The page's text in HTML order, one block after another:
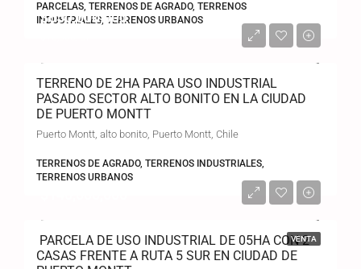
PARCELAS, TERRENOS DE AGRADO, TERRENOS
INDUSTRIALES, TERRENOS URBANOS
$650,000,000
TERRENO DE 2HA PARA USO INDUSTRIAL
PASADO SECTOR ALTO BONITO EN LA CIUDAD
DE PUERTO MONTT
Puerto Montt, alto bonito, Puerto Montt, Chile
TERRENOS DE AGRADO, TERRENOS INDUSTRIALES,
TERRENOS URBANOS
VENTA
PARCELA DE USO INDUSTRIAL DE 05HA CON 2
CASAS FRENTE A RUTA 5 SUR EN CIUDAD DE